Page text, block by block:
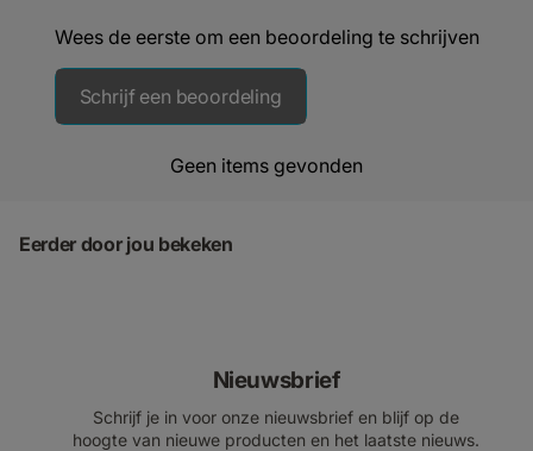
Wees de eerste om een beoordeling te schrijven
Schrijf een beoordeling
Geen items gevonden
Eerder door jou bekeken
Nieuwsbrief
Schrijf je in voor onze nieuwsbrief en blijf op de
hoogte van nieuwe producten en het laatste nieuws.